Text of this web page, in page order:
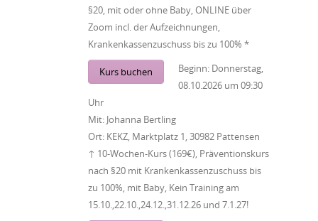
§20, mit oder ohne Baby, ONLINE über
Zoom incl. der Aufzeichnungen,
Krankenkassenzuschuss bis zu 100% *
Kurs buchen Beginn: Donnerstag,
08.10.2026 um 09:30
Uhr
Mit: Johanna Bertling
Ort: KEKZ, Marktplatz 1, 30982 Pattensen
↑ 10-Wochen-Kurs (169€), Präventionskurs
nach §20 mit Krankenkassenzuschuss bis
zu 100%, mit Baby, Kein Training am
15.10.,22.10.,24.12.,31.12.26 und 7.1.27!